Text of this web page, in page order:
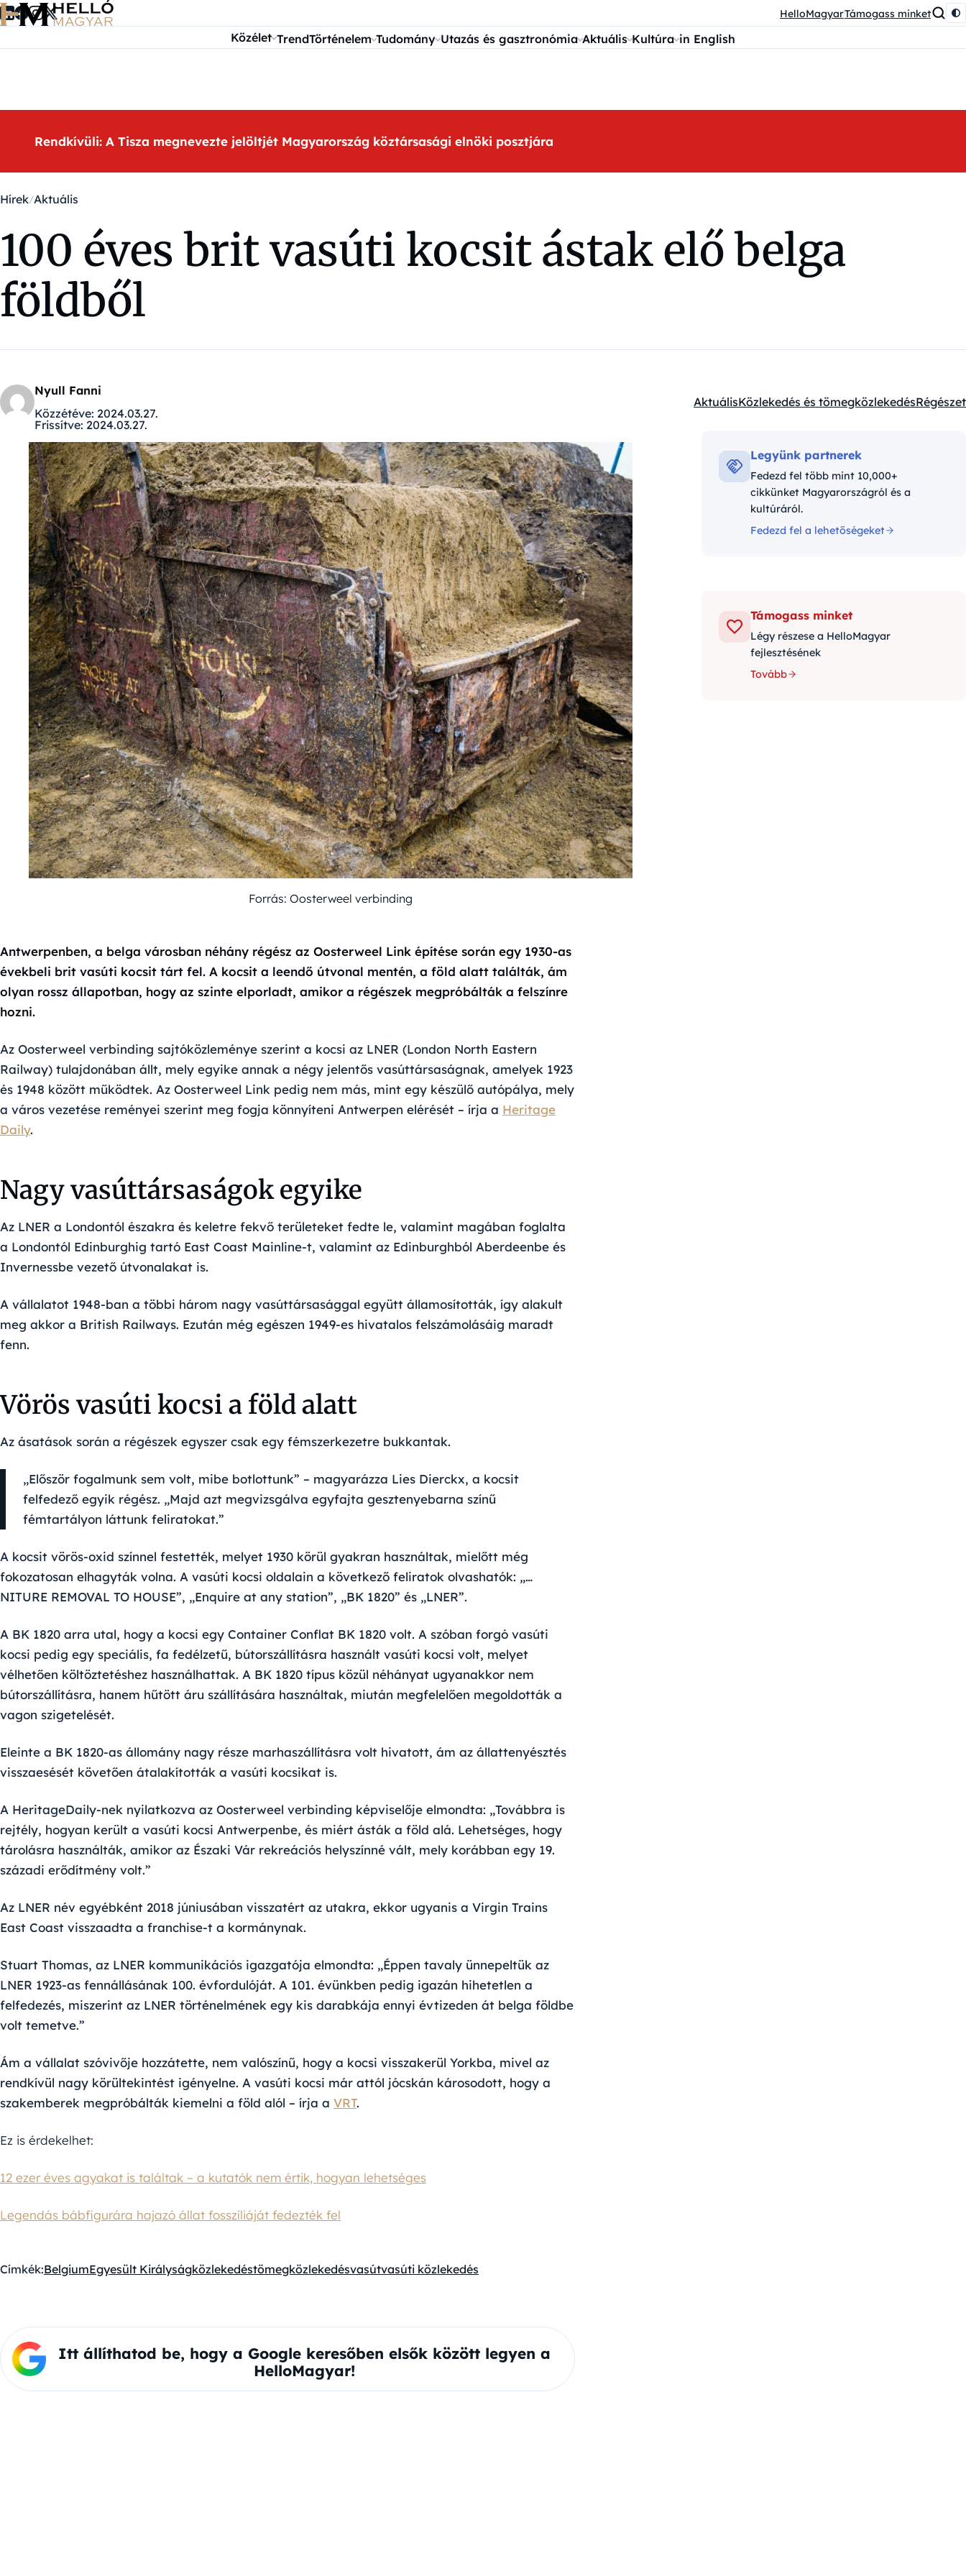
Ugrás a tartalomra HelloMagyarTámogass minket
Közélet TrendTörténelem Tudomány Utazás és gasztronómia Aktuális Kultúra in English
Rendkívüli: A Tisza megnevezte jelöltjét Magyarország köztársasági elnöki posztjára
Hírek Aktuális
100 éves brit vasúti kocsit ástak elő belga
földből
Nyull Fanni
Közzétéve: 2024.03.27.
Frissítve: 2024.03.27.
Kategóriák:
AktuálisKözlekedés és tömegközlekedésRégészet
Forrás: Oosterweel verbinding
Antwerpenben, a belga városban néhány régész az Oosterweel Link építése során egy 1930-as
évekbeli brit vasúti kocsit tárt fel. A kocsit a leendő útvonal mentén, a föld alatt találták, ám
olyan rossz állapotban, hogy az szinte elporladt, amikor a régészek megpróbálták a felszínre
hozni.
Az Oosterweel verbinding sajtóközleménye szerint a kocsi az LNER (London North Eastern
Railway) tulajdonában állt, mely egyike annak a négy jelentős vasúttársaságnak, amelyek 1923
és 1948 között működtek. Az Oosterweel Link pedig nem más, mint egy készülő autópálya, mely
a város vezetése reményei szerint meg fogja könnyíteni Antwerpen elérését – írja a Heritage
Daily.
Nagy vasúttársaságok egyike
Az LNER a Londontól északra és keletre fekvő területeket fedte le, valamint magában foglalta
a Londontól Edinburghig tartó East Coast Mainline-t, valamint az Edinburghból Aberdeenbe és
Invernessbe vezető útvonalakat is.
A vállalatot 1948-ban a többi három nagy vasúttársasággal együtt államosították, így alakult
meg akkor a British Railways. Ezután még egészen 1949-es hivatalos felszámolásáig maradt
fenn.
Vörös vasúti kocsi a föld alatt
Az ásatások során a régészek egyszer csak egy fémszerkezetre bukkantak.
„Először fogalmunk sem volt, mibe botlottunk” – magyarázza Lies Dierckx, a kocsit
felfedező egyik régész. „Majd azt megvizsgálva egyfajta gesztenyebarna színű
fémtartályon láttunk feliratokat.”
A kocsit vörös-oxid színnel festették, melyet 1930 körül gyakran használtak, mielőtt még
fokozatosan elhagyták volna. A vasúti kocsi oldalain a következő feliratok olvashatók: „…
NITURE REMOVAL TO HOUSE”, „Enquire at any station”, „BK 1820” és „LNER”.
A BK 1820 arra utal, hogy a kocsi egy Container Conflat BK 1820 volt. A szóban forgó vasúti
kocsi pedig egy speciális, fa fedélzetű, bútorszállításra használt vasúti kocsi volt, melyet
vélhetően költöztetéshez használhattak. A BK 1820 típus közül néhányat ugyanakkor nem
bútorszállításra, hanem hűtött áru szállítására használtak, miután megfelelően megoldották a
vagon szigetelését.
Eleinte a BK 1820-as állomány nagy része marhaszállításra volt hivatott, ám az állattenyésztés
visszaesését követően átalakították a vasúti kocsikat is.
A HeritageDaily-nek nyilatkozva az Oosterweel verbinding képviselője elmondta: „Továbbra is
rejtély, hogyan került a vasúti kocsi Antwerpenbe, és miért ásták a föld alá. Lehetséges, hogy
tárolásra használták, amikor az Északi Vár rekreációs helyszínné vált, mely korábban egy 19.
századi erődítmény volt.”
Az LNER név egyébként 2018 júniusában visszatért az utakra, ekkor ugyanis a Virgin Trains
East Coast visszaadta a franchise-t a kormánynak.
Stuart Thomas, az LNER kommunikációs igazgatója elmondta: „Éppen tavaly ünnepeltük az
LNER 1923-as fennállásának 100. évfordulóját. A 101. évünkben pedig igazán hihetetlen a
felfedezés, miszerint az LNER történelmének egy kis darabkája ennyi évtizeden át belga földbe
volt temetve.”
Ám a vállalat szóvivője hozzátette, nem valószínű, hogy a kocsi visszakerül Yorkba, mivel az
rendkívül nagy körültekintést igényelne. A vasúti kocsi már attól jócskán károsodott, hogy a
szakemberek megpróbálták kiemelni a föld alól – írja a VRT.
Ez is érdekelhet:
12 ezer éves agyakat is találtak – a kutatók nem értik, hogyan lehetséges
Legendás bábfigurára hajazó állat fosszíliáját fedezték fel
Címkék:BelgiumEgyesült Királyságközlekedéstömegközlekedésvasútvasúti közlekedés
Itt állíthatod be, hogy a Google keresőben elsők között legyen a
HelloMagyar!
Legyünk partnerek
Fedezd fel több mint 10,000+
cikkünket Magyarországról és a
kultúráról.
Fedezd fel a lehetőségeket
Támogass minket
Légy részese a HelloMagyar
fejlesztésének
Tovább